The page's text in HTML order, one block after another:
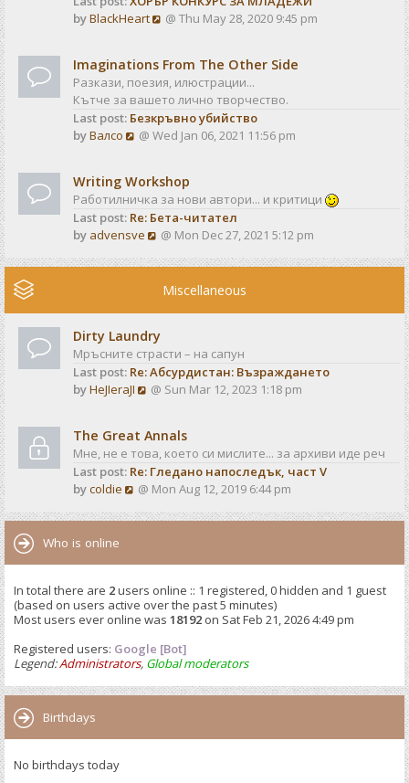
e
p
o
s
t
byBlackHeart
V
w
t
h
e
l
e
s
t
p
o
t
@ Thu May 28, 2020 9:45 pm
Imaginations From The Other Side
Разкази, поезия, илюстрации...
Кътче за вашето лично творчество.
Last post: Безкръвно убийство
byВалсо
V
w
t
h
e
l
t
p
o
s
@ Wed Jan 06, 2021 11:56 pm
Writing Workshop
Работилничка за нови автори... и критици
Last post: Re: Бета-читател
by advensve
V
e
w
e
l
a
t
t
p
o
s
t
@ Mon Dec 27, 2021 5:12 pm
Miscellaneous
Dirty Laundry
Мръсните страсти – на сапун
Last post: Re: Абсурдистан: Възраждането
byHeJIeraJI
V
w
t
h
e
e
t
p
s
t
@ Sun Mar 12, 2023 1:18 pm
The Great Annals
Мне, не е това, което си мислите... за архиви иде реч
Last post: Re: Гледано напоследък, част V
bycoldie
V
e
e
l
a
t
e
t
@ Mon Aug 12, 2019 6:44 pm
Who is online
In total there are 2users online :: 1 registered, 0 hidden and 1 guest
(based on users active over the past 5 minutes)
Most users ever online was 18192 on Sat Feb 21, 2026 4:49 pm
Registered users: Google [Bot]
Legend:Administrators, Global moderators
Birthdays
No birthdays today